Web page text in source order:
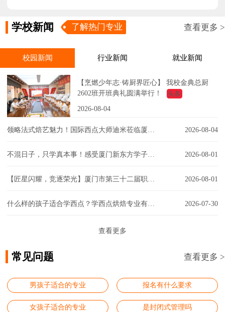
学校新闻 了解热门专业 查看更多 >
校园新闻 行业新闻 就业新闻
【烹燃少年志·铸厨界匠心】 我校金典总厨
2602班开班典礼圆满举行！
头条
2026-08-04
2026-08-04
2026-08-01
2026-08-01
2026-07-30
查看更多
常见问题 查看更多 >
男孩子适合的专业 报名有什么要求
女孩子适合的专业 是封闭式管理吗